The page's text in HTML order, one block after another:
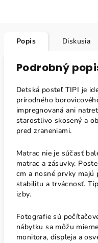
Popis Diskusia
Podrobný
Detská posteľ TIPI je
prírodného
impregnovaná ani
starostlivo skosený a
pred zraneniami.
Matrac nie je súčasť
matrac a zásuvky.
cm a nosné prvky majú
stabilitu a trvácnosť.
izby.
Fotografie sú
nábytku sa môžu
monitora, displeja a